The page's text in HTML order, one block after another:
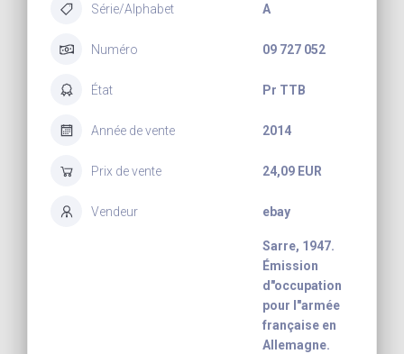
Série/Alphabet A
Numéro 09 727 052
État Pr TTB
Année de vente 2014
Prix de vente 24,09 EUR
Vendeur ebay
Sarre, 1947.
Émission
d"occupation
pour l"armée
française en
Allemagne.